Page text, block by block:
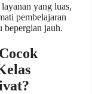
yang luas,
pembelajaran
bepergian jauh.